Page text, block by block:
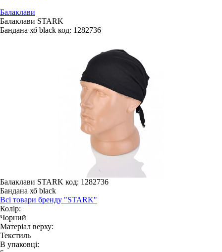
Балаклави
Балаклави STARK
Бандана хб black код: 1282736
Балаклави STARK код: 1282736
Бандана хб black
Всі товари бренду "STARK"
Колір:
Чорний
Матеріал верху:
Текстиль
В упаковці: